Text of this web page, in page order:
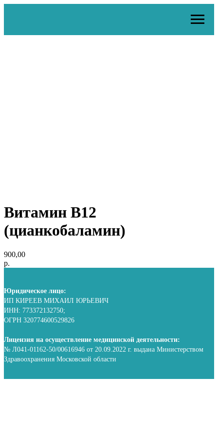
Витамин В12
(цианкобаламин)
900,00
р.
Юридическое лицо:
ИП КИРЕЕВ МИХАИЛ ЮРЬЕВИЧ
ИНН: 773372132750;
ОГРН 320774600529826
Лицензия на осуществление медицинской деятельности:
№ Л041-01162-50/00616946 от 20.09.2022 г. выдана Министерством
Здравоохранения Московской области